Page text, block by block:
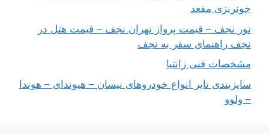
خونریزی مقعد
تور نجف – قیمت پرواز تهران نجف – قیمت هتل در
نجف راهنمای سفر به نجف
مشخصات فنی زانتیا
سایزبندی تایر انواع خودروهای نیسان – هیوندای – هوندا
– ولوو